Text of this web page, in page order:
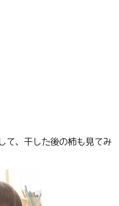
て、干した後の柿も見てみ